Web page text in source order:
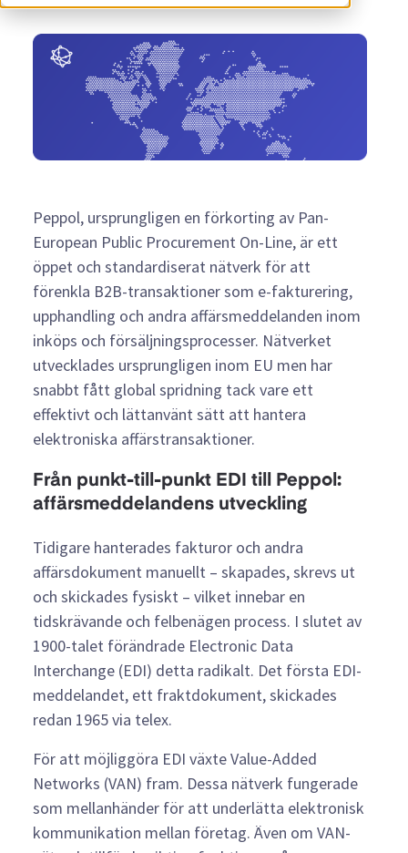
Peppol, ursprungligen en förkorting av Pan-
European Public Procurement On-Line, är ett
öppet och standardiserat nätverk för att
förenkla B2B-transaktioner som e-fakturering,
upphandling och andra affärsmeddelanden inom
inköps och försäljningsprocesser. Nätverket
utvecklades ursprungligen inom EU men har
snabbt fått global spridning tack vare ett
effektivt och lättanvänt sätt att hantera
elektroniska affärstransaktioner.
Från punkt-till-punkt EDI till Peppol:
affärsmeddelandens utveckling
Tidigare hanterades fakturor och andra
affärsdokument manuellt – skapades, skrevs ut
och skickades fysiskt – vilket innebar en
tidskrävande och felbenägen process. I slutet av
1900-talet förändrade Electronic Data
Interchange (EDI) detta radikalt. Det första EDI-
meddelandet, ett fraktdokument, skickades
redan 1965 via telex.
För att möjliggöra EDI växte Value-Added
Networks (VAN) fram. Dessa nätverk fungerade
som mellanhänder för att underlätta elektronisk
kommunikation mellan företag. Även om VAN-